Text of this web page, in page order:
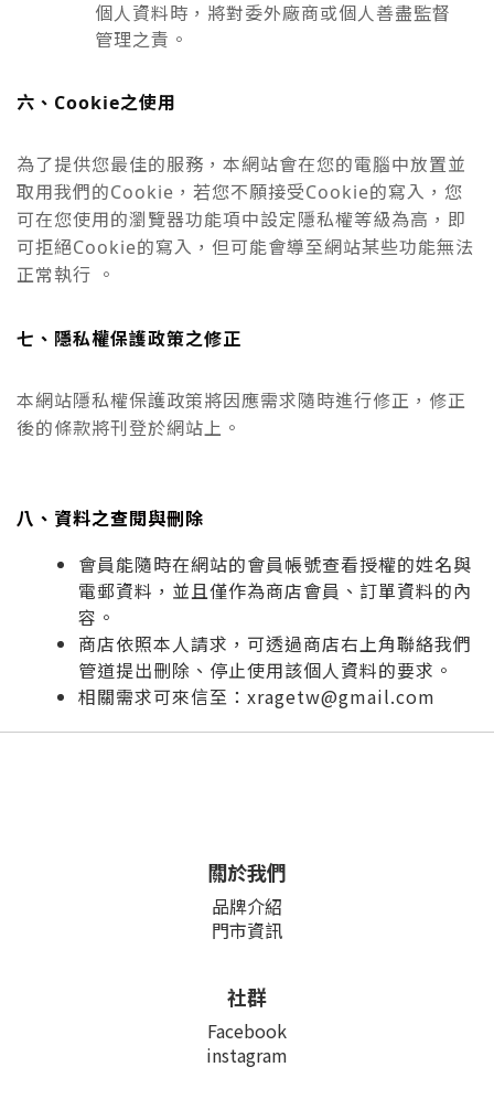
個人資料時，將對委外廠商或個人善盡監督
管理之責。
六、Cookie之使用
為了提供您最佳的服務，本網站會在您的電腦中放置並
取用我們的Cookie，若您不願接受Cookie的寫入，您
可在您使用的瀏覽器功能項中設定隱私權等級為高，即
可拒絕Cookie的寫入，但可能會導至網站某些功能無法
正常執行 。
七、隱私權保護政策之修正
本網站隱私權保護政策將因應需求隨時進行修正，修正
後的條款將刊登於網站上。
八、資料之查閱與刪除
會員能隨時在網站的會員帳號查看授權的姓名與
電郵資料，並且僅作為商店會員、訂單資料的內
容。
商店依照本人請求，可透過商店右上角聯絡我們
管道提出刪除、停止使用該個人資料的要求。
相關需求可來信至：xragetw@gmail.com
關於我們
品牌介紹
門市資訊
社群
Facebook
instagram